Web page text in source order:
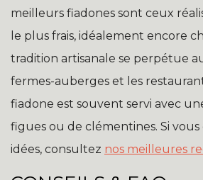
meilleurs fiadones sont ceux
le plus frais, idéalement encore
tradition artisanale se perpétue
fermes-auberges et les
fiadone est souvent servi avec
figues ou de clémentines. Si
idées, consultez nos meilleures